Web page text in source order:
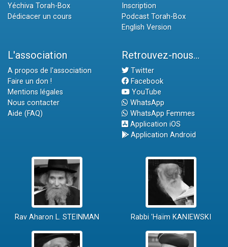
Yéchiva Torah-Box
Dédicacer un cours
Inscription
Podcast Torah-Box
English Version
L'association
A propos de l'association
Faire un don !
Mentions légales
Nous contacter
Aide (FAQ)
Retrouvez-nous...
Twitter
Facebook
YouTube
WhatsApp
WhatsApp Femmes
Application iOS
Application Android
Rav Aharon L. STEINMAN Rabbi 'Haïm KANIEWSKI